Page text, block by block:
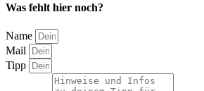
Was fehlt hier noch?
Name
Mail
Tipp